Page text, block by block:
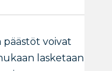
päästöt voivat
lasketaan